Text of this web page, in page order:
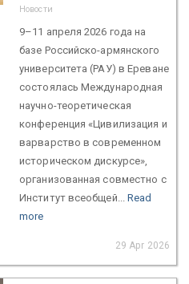
Новости
9–11 апреля 2026 года на
базе Российско-армянского
университета (РАУ) в Ереване
состоялась Международная
научно-теоретическая
конференция «Цивилизация и
варварство в современном
историческом дискурсе»,
организованная совместно с
Институт всеобщей...Read
more
29 Apr 2026